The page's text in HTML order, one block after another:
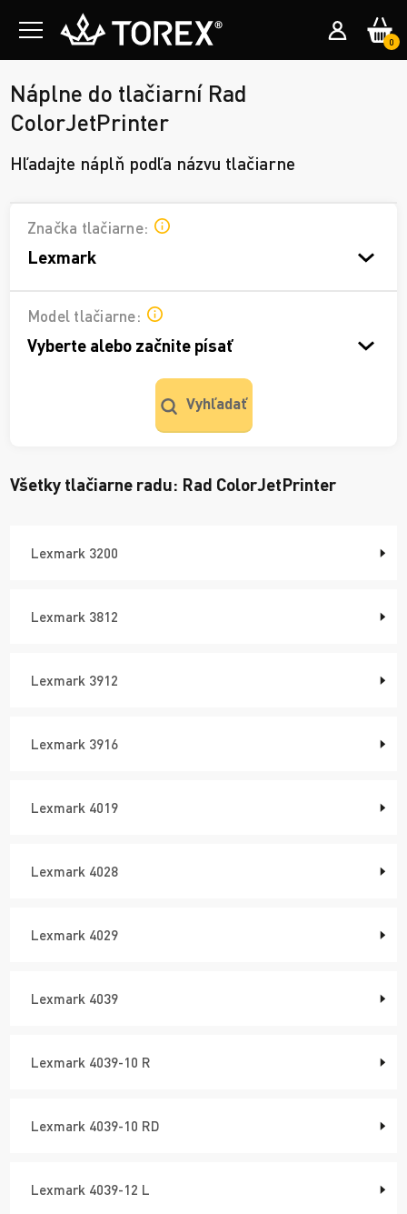
0
Náplne do tlačiarní Rad
ColorJetPrinter
Hľadajte náplň podľa názvu tlačiarne
Značka tlačiarne:
Lexmark
Model tlačiarne:
Vyberte alebo začnite písať
Vyhľadať
Všetky tlačiarne radu: Rad ColorJetPrinter
Lexmark 3200
Lexmark 3812
Lexmark 3912
Lexmark 3916
Lexmark 4019
Lexmark 4028
Lexmark 4029
Lexmark 4039
Lexmark 4039-10 R
Lexmark 4039-10 RD
Lexmark 4039-12 L